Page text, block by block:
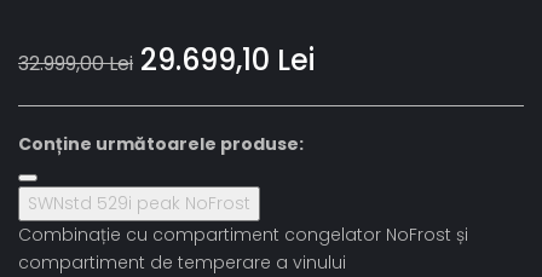
32.999,00 Lei 29.699,10 Lei
Conține următoarele produse:
SWNstd 529i peak NoFrost
Combinație cu compartiment congelator NoFrost și
compartiment de temperare a vinului